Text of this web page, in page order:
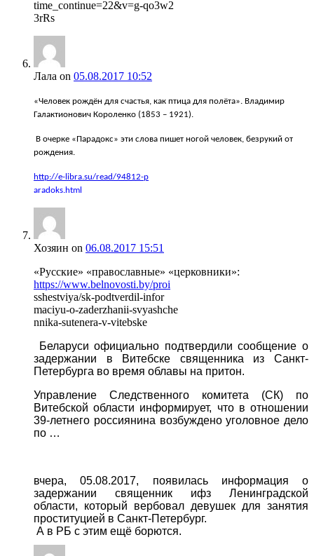
time_continue=22&v=g-qo3w2
3rRs
Лала on 05.08.2017 10:52
«Человек рождён для счастья, как птица для полёта». Владимир
Галактионович Короленко (1853 – 1921).
В очерке «Парадокс» эти слова пишет ногой человек, безрукий от
рождения.
http://e-libra.su/read/94812-p
aradoks.html
Хозяин on 06.08.2017 15:51
«Русские» «православные» «церковники»:
https://www.belnovosti.by/proi
sshestviya/sk-podtverdil-infor
maciyu-o-zaderzhanii-svyashche
nnika-sutenera-v-vitebske
Беларуси официально подтвердили сообщение о
задержании в Витебске священника из Санкт-
Петербурга во время облавы на притон.
Управление Следственного комитета (СК) по
Витебской области информирует, что в отношении
39-летнего россиянина возбуждено уголовное дело
по …
вчера, 05.08.2017, появилась информация о
задержании священник ифз Ленинградской
области, который вербовал девушек для занятия
проституцией в Санкт-Петербург.
А в РБ с этим ещё борются.